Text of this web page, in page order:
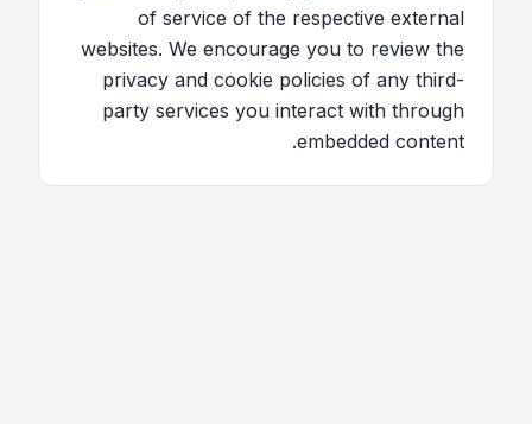
of service of the respective external
websites. We encourage you to review the
privacy and cookie policies of any third-
party services you interact with through
embedded content.